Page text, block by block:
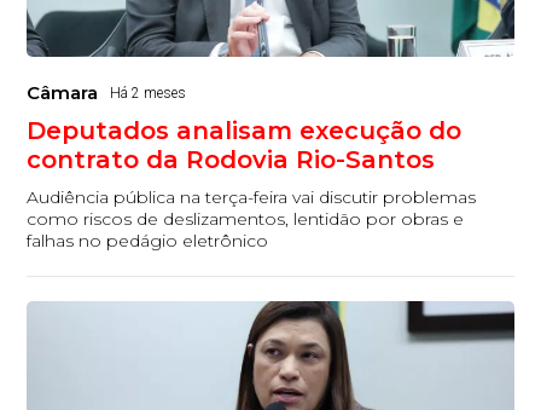
Câmara Há 2 meses
Deputados analisam execução do
contrato da Rodovia Rio-Santos
Audiência pública na terça-feira vai discutir problemas
como riscos de deslizamentos, lentidão por obras e
falhas no pedágio eletrônico